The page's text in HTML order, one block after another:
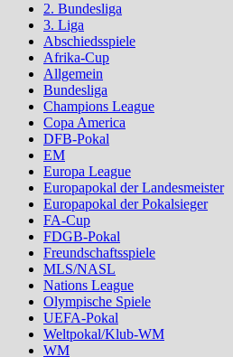
2. Bundesliga
3. Liga
Abschiedsspiele
Afrika-Cup
Allgemein
Bundesliga
Champions League
Copa America
DFB-Pokal
EM
Europa League
Europapokal der Landesmeister
Europapokal der Pokalsieger
FA-Cup
FDGB-Pokal
Freundschaftsspiele
MLS/NASL
Nations League
Olympische Spiele
UEFA-Pokal
Weltpokal/Klub-WM
WM